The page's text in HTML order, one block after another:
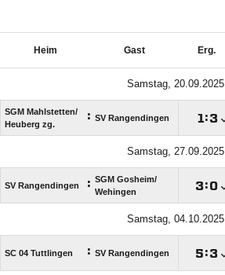
Heim Gast Erg.
Samstag, 20.09.2025
SGM Mahlstetten/​
Heuberg zg.
: SV Rangendingen  :
Samstag, 27.09.2025
SV Rangendingen : SGM Gosheim/​
Wehingen
:
Samstag, 04.10.2025
SC 04 Tuttlingen : SV Rangendingen :